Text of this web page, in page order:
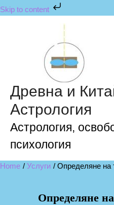
Skip to content
Древна и
Астрология
Астрология,
психология
Home Услуги Определяне на
Определяне